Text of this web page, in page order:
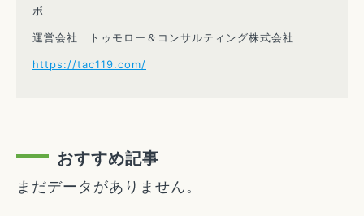
ボ
運営会社 トゥモロー＆コンサルティング株式会社
https://tac119.com/
おすすめ記事
まだデータがありません。